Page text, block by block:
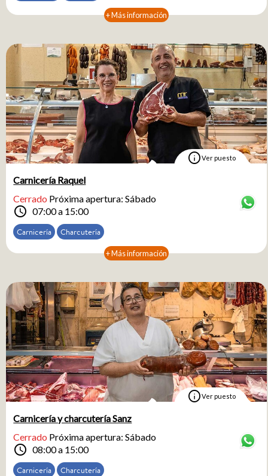
+ Más información
infoVer puesto
Carnicería Raquel
Cerrado Próxima apertura: Sábado
schedule 07:00 a 15:00
Carnicería Charcutería
+ Más información
infoVer puesto
Carnicería y charcutería Sanz
Cerrado Próxima apertura: Sábado
schedule 08:00 a 15:00
Carnicería Charcutería